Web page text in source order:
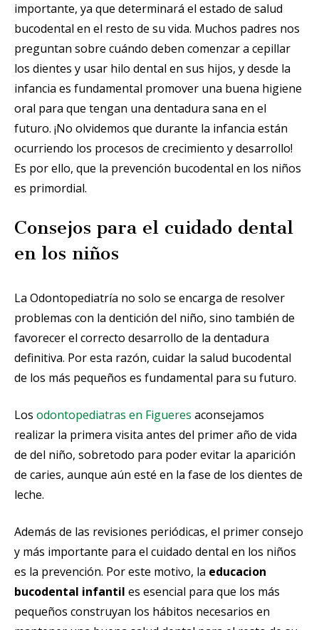
importante, ya que determinará el estado de salud
bucodental en el resto de su vida. Muchos padres nos
preguntan sobre cuándo deben comenzar a cepillar
los dientes y usar hilo dental en sus hijos, y desde la
infancia es fundamental promover una buena higiene
oral para que tengan una dentadura sana en el
futuro. ¡No olvidemos que durante la infancia están
ocurriendo los procesos de crecimiento y desarrollo!
Es por ello, que la prevención bucodental en los niños
es primordial.
Consejos para el cuidado dental
en los niños
La Odontopediatría no solo se encarga de resolver
problemas con la dentición del niño, sino también de
favorecer el correcto desarrollo de la dentadura
definitiva. Por esta razón, cuidar la salud bucodental
de los más pequeños es fundamental para su futuro.
Los odontopediatras en Figueres aconsejamos
realizar la primera visita antes del primer año de vida
de del niño, sobretodo para poder evitar la aparición
de caries, aunque aún esté en la fase de los dientes de
leche.
Además de las revisiones periódicas, el primer consejo
y más importante para el cuidado dental en los niños
es la prevención. Por este motivo, la educacion
bucodental infantil es esencial para que los más
pequeños construyan los hábitos necesarios en